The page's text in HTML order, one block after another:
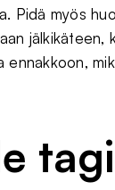
Pidä myös
jälkikäteen,
ennakkoon,